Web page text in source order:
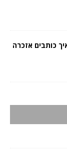
כותבים אזכרה